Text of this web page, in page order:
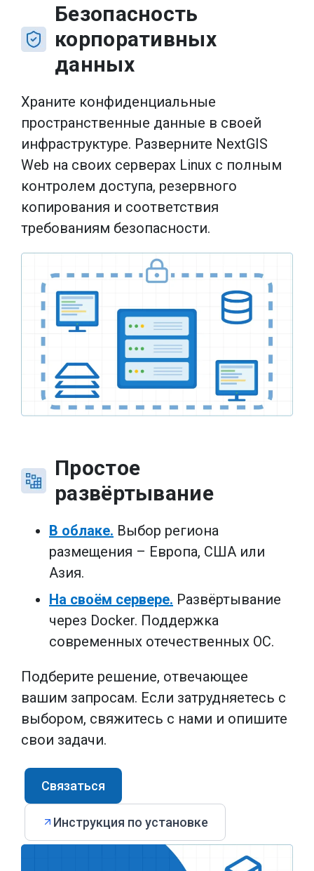
Безопасность
корпоративных
данных
Храните конфиденциальные
пространственные данные в своей
инфраструктуре. Разверните NextGIS
Web на своих серверах Linux с полным
контролем доступа, резервного
копирования и соответствия
требованиям безопасности.
Простое
развёртывание
В облаке. Выбор региона
размещения – Европа, США или
Азия.
На своём сервере. Развёртывание
через Docker. Поддержка
современных отечественных ОС.
Подберите решение, отвечающее
вашим запросам. Если затрудняетесь с
выбором, свяжитесь с нами и опишите
свои задачи.
Связаться
Инструкция по установке